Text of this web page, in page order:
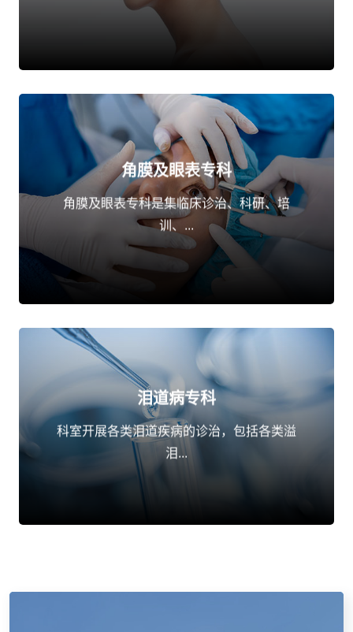
角膜及眼表专科
角膜及眼表专科是集临床诊治、科研、培
训、...
点击了解
泪道病专科
科室开展各类泪道疾病的诊治，包括各类溢
泪...
点击了解